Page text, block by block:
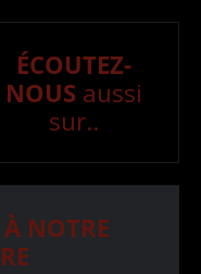
ÉCOUTEZ-
NOUS aussi
sur..
NOTRE